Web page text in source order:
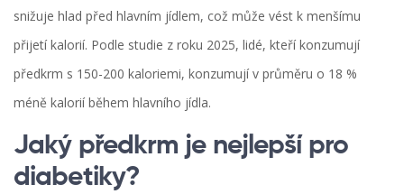
snižuje hlad před hlavním jídlem, což může vést k menšímu
přijetí kalorií. Podle studie z roku 2025, lidé, kteří konzumují
předkrm s 150-200 kaloriemi, konzumují v průměru o 18 %
méně kalorií během hlavního jídla.
Jaký předkrm je nejlepší pro
diabetiky?